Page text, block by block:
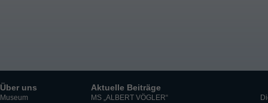
Über uns
Museum
Aktuelle Beiträge
MS „ALBERT VÖGLER“